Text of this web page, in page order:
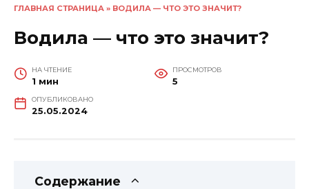
ГЛАВНАЯ СТРАНИЦА » ВОДИЛА — ЧТО ЭТО ЗНАЧИТ?
Водила — что это значит?
НА ЧТЕНИЕ
1 мин
ПРОСМОТРОВ
5
ОПУБЛИКОВАНО
25.05.2024
Содержание